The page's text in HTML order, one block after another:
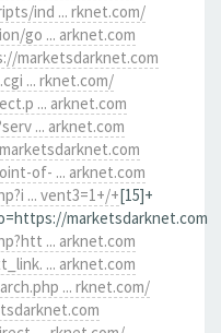
ind ... rknet.com/
go ... arknet.com
marketsdarknet.com
... rknet.com/
... arknet.com
... arknet.com
of- ... arknet.com
... vent3=1+/+[15]+
marketsdarknet.com
... arknet.com
... arknet.com
... rknet.com/